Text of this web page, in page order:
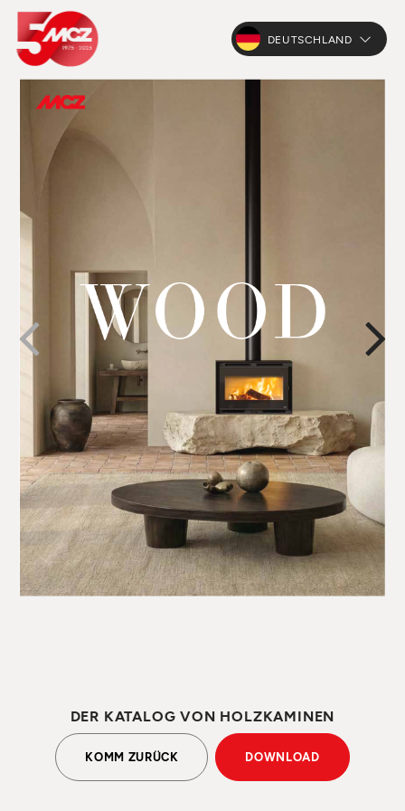
DEUTSCHLAND
DER KATALOG VON HOLZKAMINEN
KOMM ZURÜCK DOWNLOAD